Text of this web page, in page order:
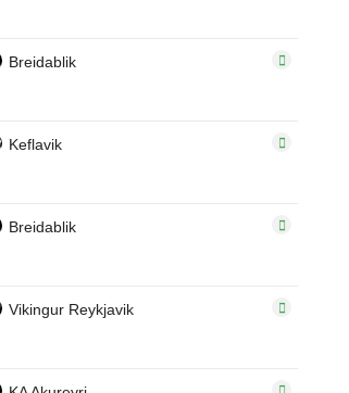
Breidablik
Keflavik
Breidablik
Vikingur Reykjavik